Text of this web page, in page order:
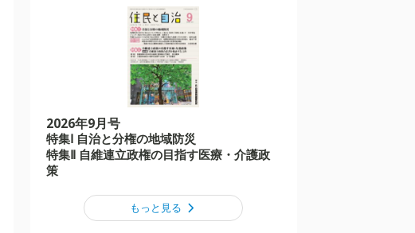
2026年9月号
特集Ⅰ 自治と分権の地域防災
特集Ⅱ 自維連立政権の目指す医療・介護政
策
もっと見る